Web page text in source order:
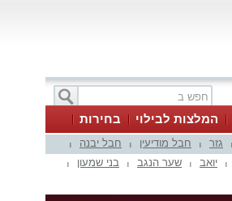
המלצות לבילוי
בחירות
גזר חבל מודיעין חבל יבנה
יואב שער הנגב בני שמעון